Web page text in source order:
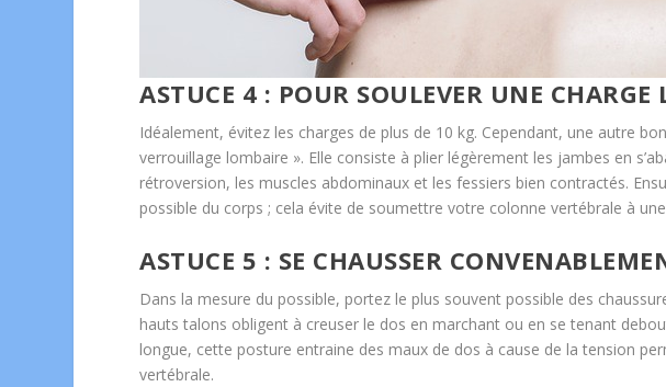
ASTUCE 4 : POUR SOULEVER UNE CHARGE
Idéalement, évitez les charges de plus de 10 kg. Cependant, une autre
verrouillage lombaire ». Elle consiste à plier légèrement les jambes en
rétroversion, les muscles abdominaux et les fessiers bien contractés.
possible du corps ; cela évite de soumettre votre colonne vertébrale à
ASTUCE 5 : SE CHAUSSER
Dans la mesure du possible, portez le plus souvent possible des
hauts talons obligent à creuser le dos en marchant ou en se tenant
longue, cette posture entraine des maux de dos à cause de la tension
vertébrale.